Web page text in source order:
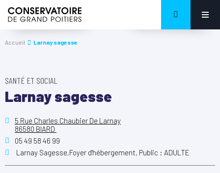
Accueil Larnay sagesse
SANTÉ ET SOCIAL
Larnay sagesse
5 Rue Charles Chaubier De Larnay
86580 BIARD
05 49 58 46 99
Larnay Sagesse,Foyer d'hébergement, Public : ADULTE